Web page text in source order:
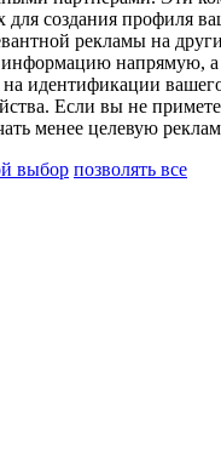
данных для
или
Srl.
от
время. Для
для создания профиля
рекламы на
напрямую,
идентификации
Если вы не
менее целевую
выбор позволять все